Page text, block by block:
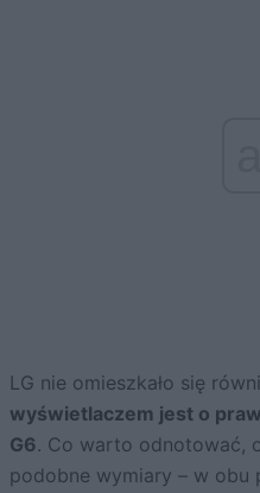
LG nie omieszkało się
wyświetlaczem jest o
G6. Co warto odnotować,
podobne wymiary – w obu